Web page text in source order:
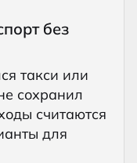
без
такси или
сохранил
считаются
для